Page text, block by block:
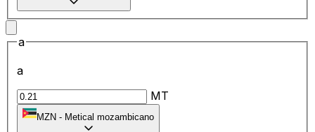
a
a
MT
MZN - Metical mozambicano